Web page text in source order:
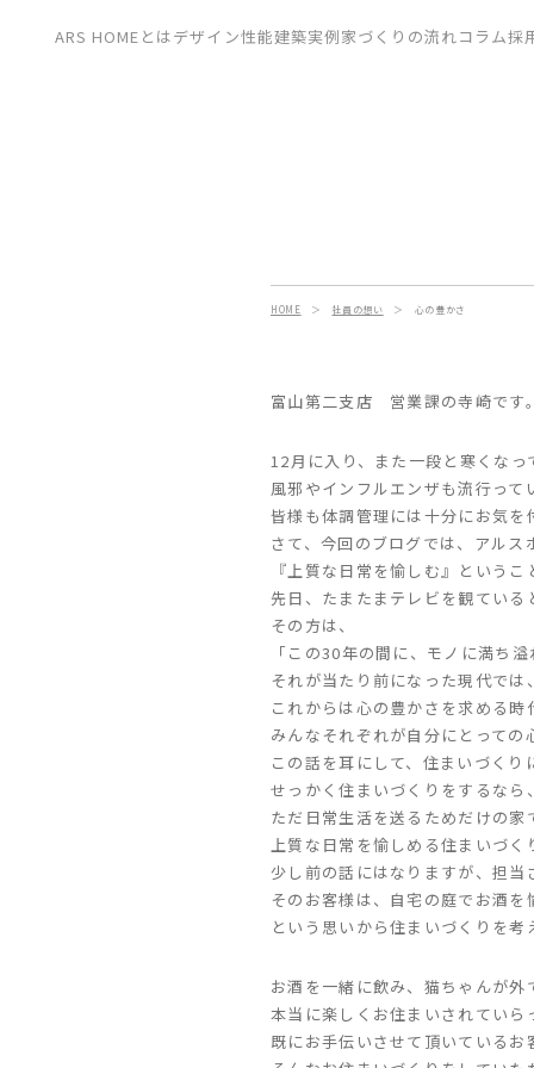
ARS HOMEとはデザイン性能建築実例家づくりの流れコラム採
展示場
HOME ＞ 社員の想い ＞ 心の豊かさ
富山第二支店 営業課の寺崎です。
12月に入り、また一段と寒くなっ
風邪やインフルエンザも流行って
皆様も体調管理には十分にお気を
さて、今回のブログでは、アルス
『上質な日常を愉しむ』という
先日、たまたまテレビを観ている
その方は、
「この30年の間に、モノに満ち溢
それが当たり前になった現代では
これからは心の豊かさを求める時
みんなそれぞれが自分にとって
この話を耳にして、住まいづくり
せっかく住まいづくりをするなら、
ただ日常生活を送るためだけの
上質な日常を愉しめる住まいづ
少し前の話にはなりますが、担
そのお客様は、自宅の庭でお酒
という思いから住まいづくりを考
お酒を一緒に飲み、猫ちゃんが外
本当に楽しくお住まいされていら
既にお手伝いさせて頂いているお